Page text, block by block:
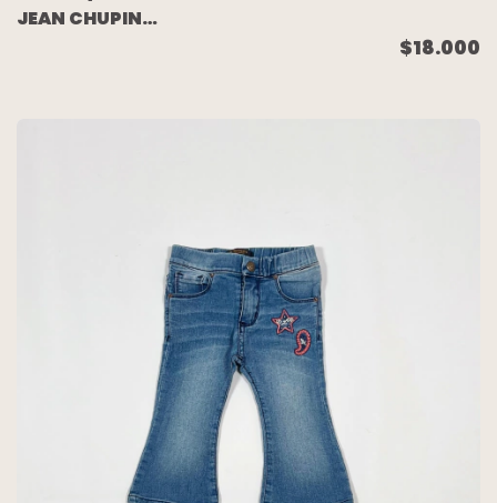
JEAN CHUPIN
$18.000